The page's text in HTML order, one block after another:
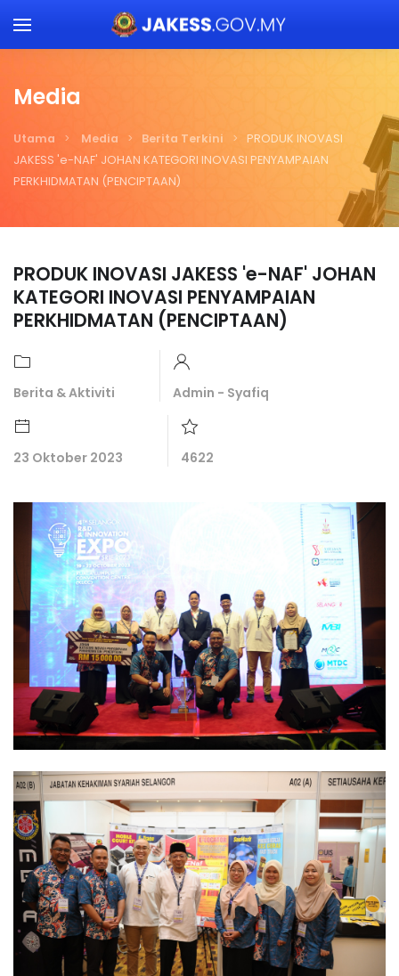
Skip to main content
Media
Utama Media Berita Terkini
PRODUK INOVASI
JAKESS 'e-NAF' JOHAN KATEGORI INOVASI PENYAMPAIAN
PERKHIDMATAN (PENCIPTAAN)
PRODUK INOVASI JAKESS 'e-NAF' JOHAN
KATEGORI INOVASI PENYAMPAIAN
PERKHIDMATAN (PENCIPTAAN)
Berita & Aktiviti Admin - Syafiq
23 Oktober 2023 4622